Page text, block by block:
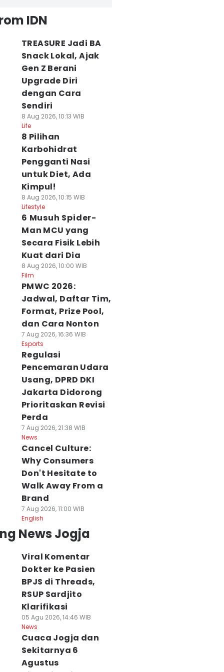
IDN
TREASURE Jadi BA
Snack Lokal, Ajak
Gen Z Berani
Upgrade Diri
dengan Cara
Sendiri
8 Aug 2026, 10:13 WIB
Life
8 Pilihan
Karbohidrat
Pengganti Nasi
untuk Diet, Ada
Kimpul!
8 Aug 2026, 10:15 WIB
Lifestyle
6 Musuh Spider-
Man MCU yang
Secara Fisik Lebih
Kuat dari Dia
8 Aug 2026, 10:00 WIB
Film
PMWC 2026:
Jadwal, Daftar Tim,
Format, Prize Pool,
dan Cara Nonton
7 Aug 2026, 16:36 WIB
Esports
Regulasi
Pencemaran Udara
Usang, DPRD DKI
Jakarta Didorong
Prioritaskan Revisi
Perda
7 Aug 2026, 21:38 WIB
News
Cancel Culture:
Why Consumers
Don't Hesitate to
Walk Away From a
Brand
7 Aug 2026, 11:00 WIB
English
News Jogja
Viral Komentar
Dokter ke Pasien
BPJS di Threads,
RSUP Sardjito
Klarifikasi
05 Agu 2026, 14:46 WIB
News
Cuaca Jogja dan
Sekitarnya 6
Agustus